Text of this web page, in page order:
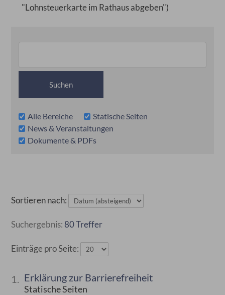
"Lohnsteuerkarte im Rathaus abgeben")
Alle Bereiche
Statische Seiten
News & Veranstaltungen
Dokumente & PDFs
Sortieren nach:
80 Treffer
Einträge pro Seite:
1. Erklärung zur Barrierefreiheit
Statische Seiten